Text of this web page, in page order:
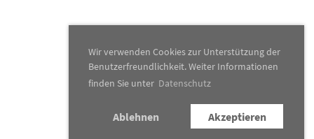
Wir verwenden Cookies zur Unterstützung der
Benutzerfreundlichkeit. Weiter Informationen
finden Sie unter Datenschutz
Ablehnen Akzeptieren